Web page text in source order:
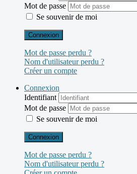
Mot de passe
Se souvenir de moi
Connexion
Mot de passe perdu ?
Nom d'utilisateur perdu ?
Créer un compte
Connexion
Identifiant
Mot de passe
Se souvenir de moi
Connexion
Mot de passe perdu ?
Nom d'utilisateur perdu ?